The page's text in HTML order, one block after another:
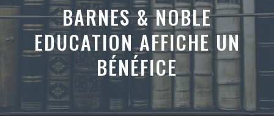
BARNES & NOBLE
EDUCATION AFFICHE UN
BÉNÉFICE